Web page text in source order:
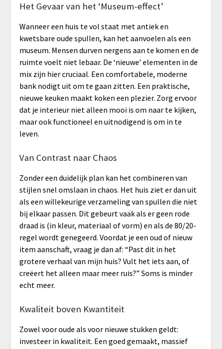
Het Gevaar van het ‘Museum-effect’
Wanneer een huis te vol staat met antiek en
kwetsbare oude spullen, kan het aanvoelen als een
museum. Mensen durven nergens aan te komen en de
ruimte voelt niet lebaar. De ‘nieuwe’ elementen in de
mix zijn hier cruciaal. Een comfortabele, moderne
bank nodigt uit om te gaan zitten. Een praktische,
nieuwe keuken maakt koken een plezier. Zorg ervoor
dat je interieur niet alleen mooi is om naar te kijken,
maar ook functioneel en uitnodigend is om in te
leven.
Van Contrast naar Chaos
Zonder een duidelijk plan kan het combineren van
stijlen snel omslaan in chaos. Het huis ziet er dan uit
als een willekeurige verzameling van spullen die niet
bij elkaar passen. Dit gebeurt vaak als er geen rode
draad is (in kleur, materiaal of vorm) en als de 80/20-
regel wordt genegeerd. Voordat je een oud of nieuw
item aanschaft, vraag je dan af: “Past dit in het
grotere verhaal van mijn huis? Vult het iets aan, of
creëert het alleen maar meer ruis?” Soms is minder
echt meer.
Kwaliteit boven Kwantiteit
Zowel voor oude als voor nieuwe stukken geldt:
investeer in kwaliteit. Een goed gemaakt, massief